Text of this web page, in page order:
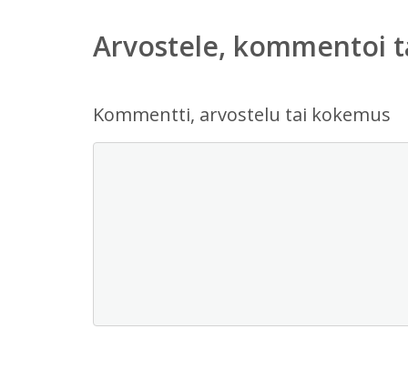
Arvostele, kommentoi
Kommentti, arvostelu tai kokemus